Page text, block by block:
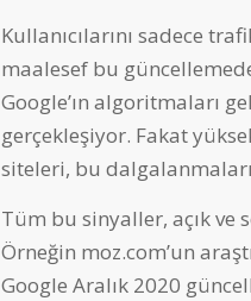
Kullanıcılarını sadece
maalesef bu
Google’ın algoritmaları
gerçekleşiyor. Fakat
siteleri, bu
Tüm bu sinyaller, açık ve
Örneğin moz.com’un
Google Aralık 2020